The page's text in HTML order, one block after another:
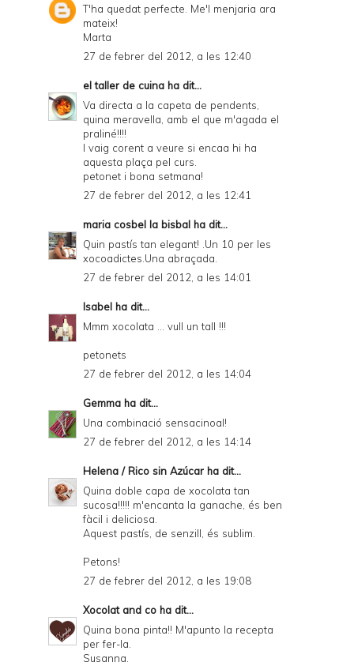
T'ha quedat perfecte. Me'l menjaria ara
mateix!
Marta
27 de febrer del 2012, a les 12:40
el taller de cuina ha dit...
Va directa a la capeta de pendents,
quina meravella, amb el que m'agada el
praliné!!!!
I vaig corent a veure si encaa hi ha
aquesta plaça pel curs.
petonet i bona setmana!
27 de febrer del 2012, a les 12:41
maria cosbel la bisbal ha dit...
Quin pastís tan elegant! .Un 10 per les
xocoadictes.Una abraçada.
27 de febrer del 2012, a les 14:01
Isabel ha dit...
Mmm xocolata ... vull un tall !!!
petonets
27 de febrer del 2012, a les 14:04
Gemma ha dit...
Una combinació sensacinoal!
27 de febrer del 2012, a les 14:14
Helena / Rico sin Azúcar ha dit...
Quina doble capa de xocolata tan
sucosa!!!!! m'encanta la ganache, és ben
fàcil i deliciosa.
Aquest pastís, de senzill, és sublim.
Petons!
27 de febrer del 2012, a les 19:08
Xocolat and co ha dit...
Quina bona pinta!! M'apunto la recepta
per fer-la.
Susanna.